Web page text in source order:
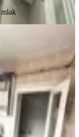
Kulesi
Masrafsız 3+1!